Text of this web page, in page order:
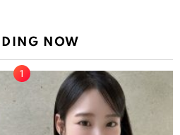
NOW